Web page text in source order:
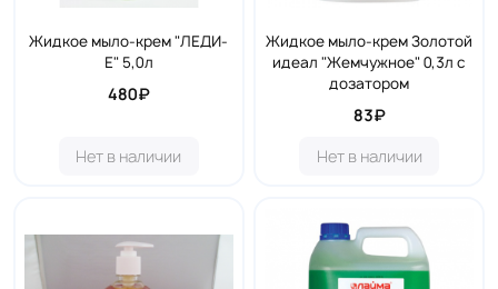
Жидкое мыло-крем "ЛЕДИ-
Е" 5,0л
480₽
Нет в наличии
Жидкое мыло-крем Золотой
идеал "Жемчужное" 0,3л с
дозатором
83₽
Нет в наличии